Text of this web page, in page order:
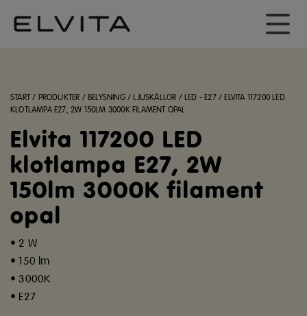
START / PRODUKTER /BELYSNING/LJUSKÄLLOR /LED - E27/ELVITA 117200 LED
KLOTLAMPA E27, 2W 150LM 3000K FILAMENT OPAL
Elvita 117200 LED
klotlampa E27, 2W
150lm 3000K filament
opal
• 2 W
• 150 lm
• 3000K
• E27